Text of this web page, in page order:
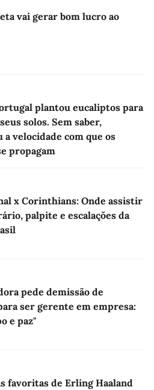
vai gerar bom lucro ao
plantou eucaliptos para
solos. Sem saber,
velocidade com que os
propagam
x Corinthians: Onde assistir
palpite e escalações da
pede demissão de
ser gerente em empresa:
e paz"
favoritas de Erling Haaland